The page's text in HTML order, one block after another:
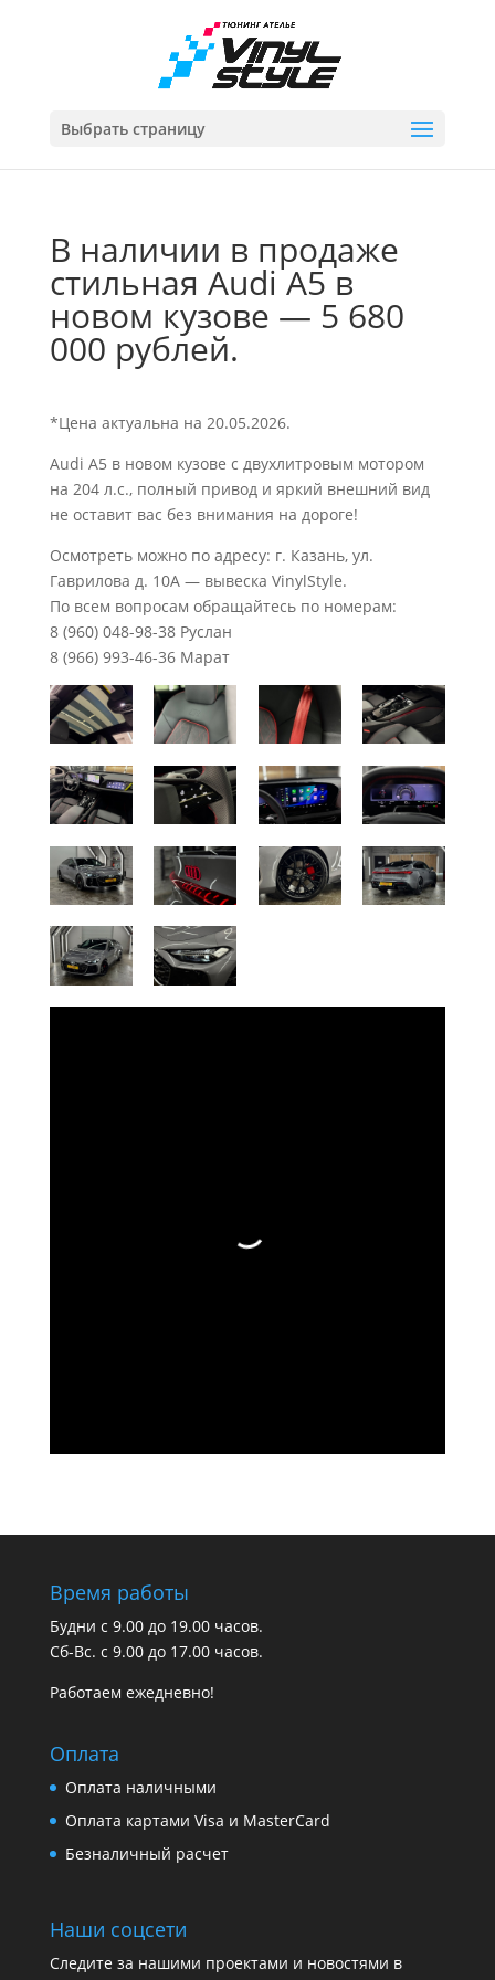
Выбрать страницу
В наличии в продаже
стильная Audi A5 в
новом кузове — 5 680
000 рублей.
*Цена актуальна на 20.05.2026.
Audi A5 в новом кузове с двухлитровым мотором
на 204 л.с., полный привод и яркий внешний вид
не оставит вас без внимания на дороге!
Осмотреть можно по адресу: г. Казань, ул.
Гаврилова д. 10А — вывеска VinylStyle.
По всем вопросам обращайтесь по номерам:
8 (960) 048-98-38 Руслан
8 (966) 993-46-36 Марат
Время работы
Будни с 9.00 до 19.00 часов.
Сб-Вс. с 9.00 до 17.00 часов.
Работаем ежедневно!
Оплата
Оплата наличными
Оплата картами Visa и MasterCard
Безналичный расчет
Наши соцсети
Следите за нашими проектами и новостями в